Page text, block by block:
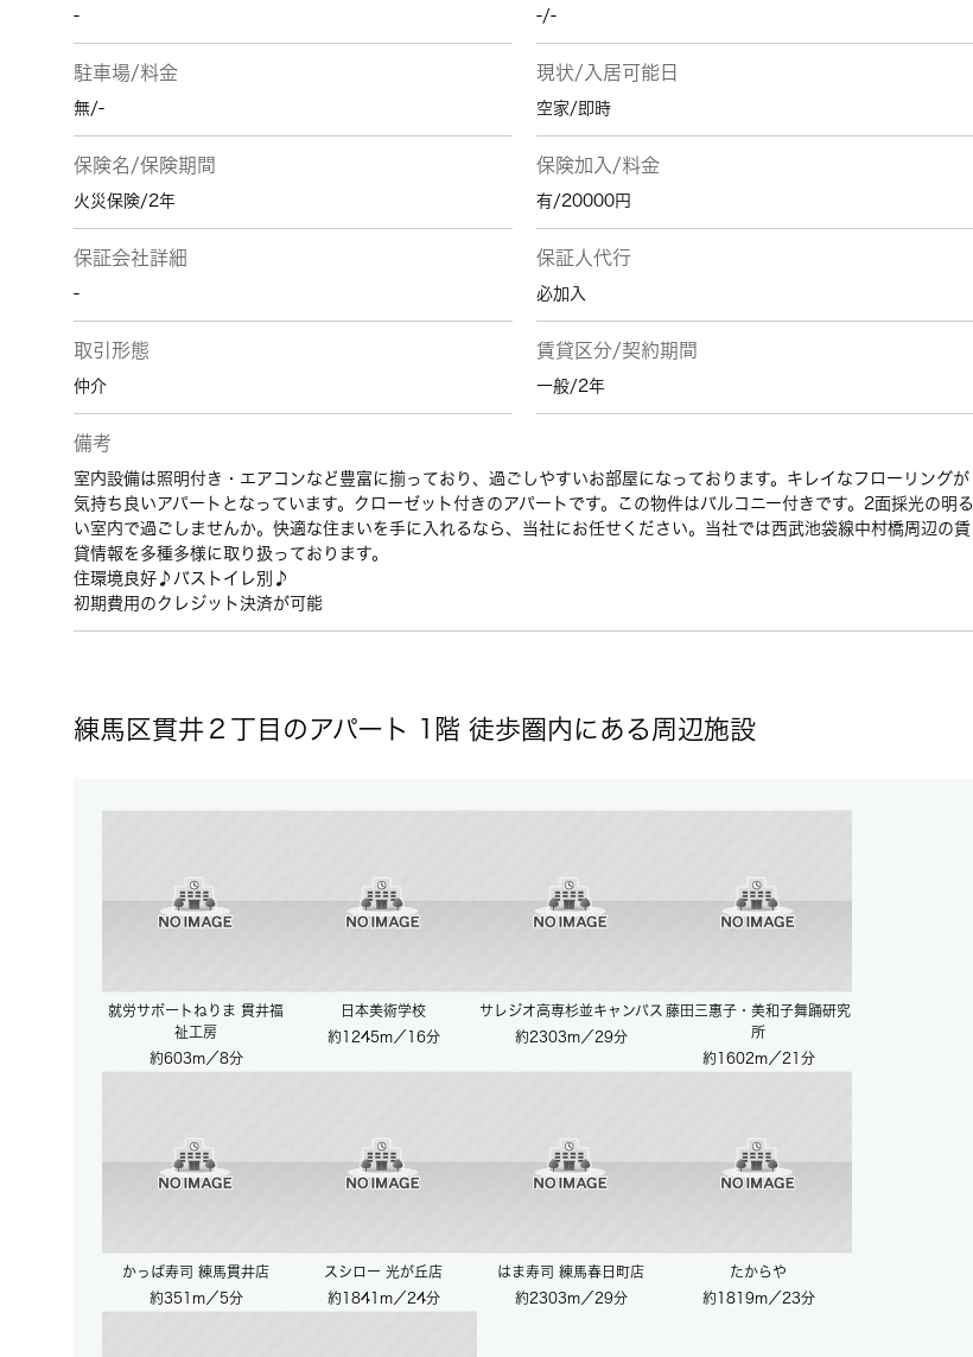
- -/-
駐車場/料金
無/-
現状/入居可能日
空家/即時
保険名/保険期間
火災保険/2年
保険加入/料金
有/20000円
保証会社詳細
-
保証人代行
必加入
取引形態
仲介
賃貸区分/契約期間
一般/2年
備考
室内設備は照明付き・エアコンなど豊富に揃っており、過ごしやすいお部屋になっております。キレイなフローリングが
気持ち良いアパートとなっています。クローゼット付きのアパートです。この物件はバルコニー付きです。2面採光の明る
い室内で過ごしませんか。快適な住まいを手に入れるなら、当社にお任せください。当社では西武池袋線中村橋周辺の賃
貸情報を多種多様に取り扱っております。
住環境良好♪バストイレ別♪
初期費用のクレジット決済が可能
練馬区貫井２丁目のアパート 1階 徒歩圏内にある周辺施設
就労サポートねりま 貫井福
祉工房
約603m／8分
日本美術学校
約1245m／16分
サレジオ高専杉並キャンパス
約2303m／29分
藤田三惠子・美和子舞踊研究
所
約1602m／21分
かっぱ寿司 練馬貫井店
約351m／5分
スシロー 光が丘店
約1841m／24分
はま寿司 練馬春日町店
約2303m／29分
たからや
約1819m／23分